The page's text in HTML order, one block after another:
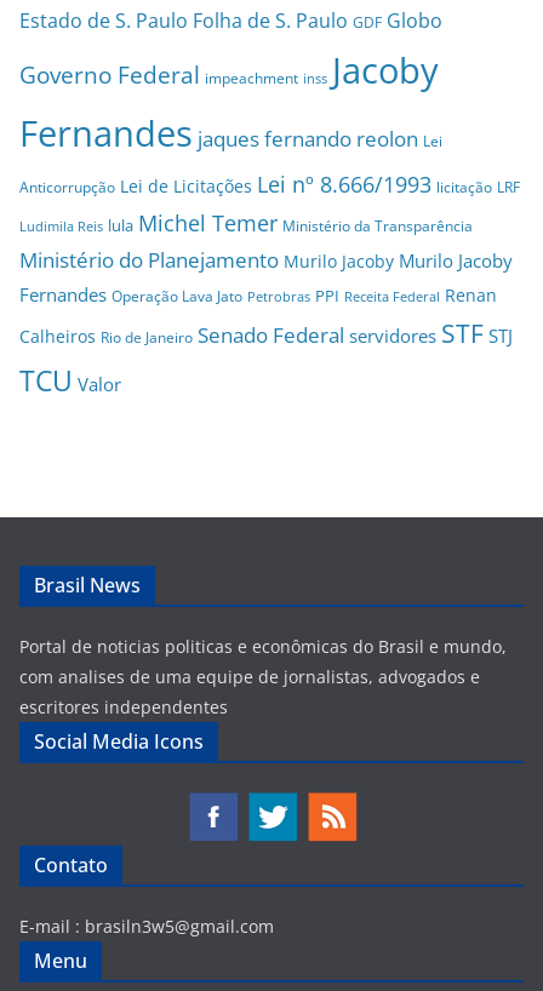
Estado de S. Paulo Folha de S. Paulo GDF Globo
Governo Federal impeachment inss Jacoby
Fernandes jaques fernando reolon Lei
Anticorrupção Lei de Licitações Lei nº 8.666/1993 licitação LRF
Ludimila Reis lula Michel Temer Ministério da Transparência
Ministério do Planejamento Murilo Jacoby Murilo Jacoby
Fernandes Operação Lava Jato Petrobras PPI Receita Federal Renan
Calheiros Rio de Janeiro Senado Federal servidores STF STJ
TCU Valor
Brasil News
Portal de noticias politicas e econômicas do Brasil e mundo,
com analises de uma equipe de jornalistas, advogados e
escritores independentes
Social Media Icons
Contato
E-mail : brasiln3w5@gmail.com
Menu